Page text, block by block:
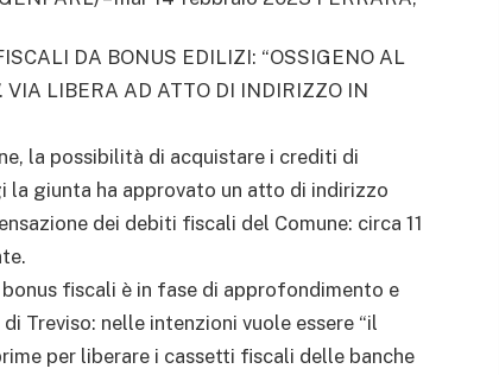
DA BONUS EDILIZI: “OSSIGENO AL
VIA LIBERA AD ATTO DI INDIRIZZO IN
la possibilità di acquistare i crediti di
giunta ha approvato un atto di indirizzo
dei debiti fiscali del Comune: circa 11
fiscali è in fase di approfondimento e
Treviso: nelle intenzioni vuole essere “il
per liberare i cassetti fiscali delle banche